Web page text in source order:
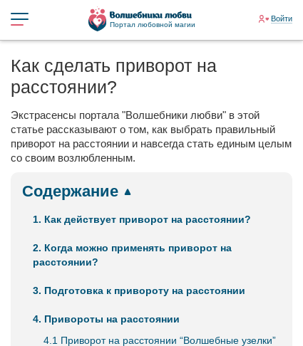
Портал любовной магии
Войти
Как сделать приворот на
расстоянии?
Экстрасенсы портала "Волшебники любви" в этой
статье рассказывают о том, как выбрать правильный
приворот на расстоянии и навсегда стать единым целым
со своим возлюбленным.
Содержание
1. Как действует приворот на расстоянии?
2. Когда можно применять приворот на
расстоянии?
3. Подготовка к привороту на расстоянии
4. Привороты на расстоянии
4.1 Приворот на расстоянии “Волшебные узелки”